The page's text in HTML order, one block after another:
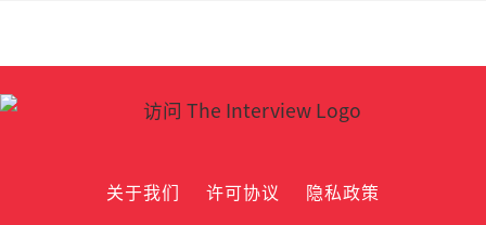
关于我们 许可协议 隐私政策